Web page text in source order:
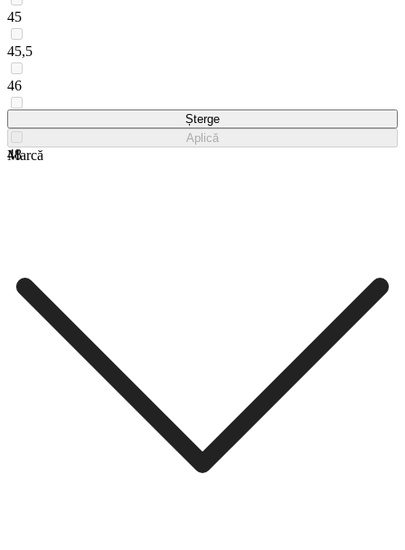
45
45,5
46
48
Șterge
Aplică
Marcă